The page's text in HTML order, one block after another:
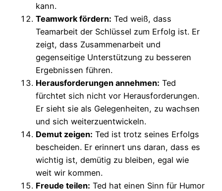
kann.
Teamwork fördern: Ted weiß, dass
Teamarbeit der Schlüssel zum Erfolg ist. Er
zeigt, dass Zusammenarbeit und
gegenseitige Unterstützung zu besseren
Ergebnissen führen.
Herausforderungen annehmen: Ted
fürchtet sich nicht vor Herausforderungen.
Er sieht sie als Gelegenheiten, zu wachsen
und sich weiterzuentwickeln.
Demut zeigen: Ted ist trotz seines Erfolgs
bescheiden. Er erinnert uns daran, dass es
wichtig ist, demütig zu bleiben, egal wie
weit wir kommen.
Freude teilen: Ted hat einen Sinn für Humor